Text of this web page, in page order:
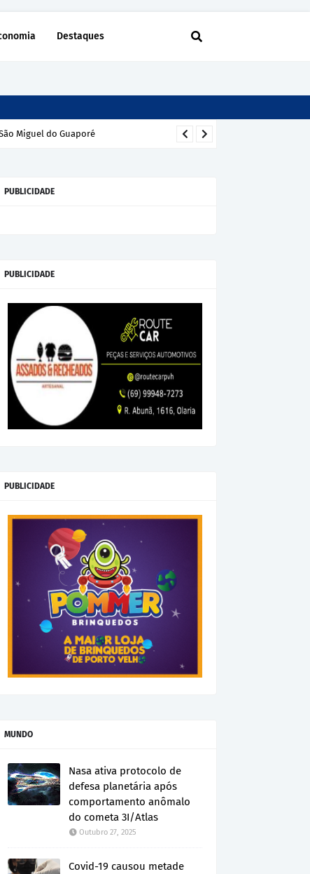
Destaques
Miguel do Guaporé
PUBLICIDADE
PUBLICIDADE
PUBLICIDADE
MUNDO
Nasa ativa protocolo de
defesa planetária após
comportamento anômalo
do cometa 3I/Atlas
Outubro 27, 2025
Covid-19 causou metade